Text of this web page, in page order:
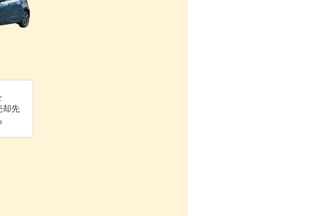
却先